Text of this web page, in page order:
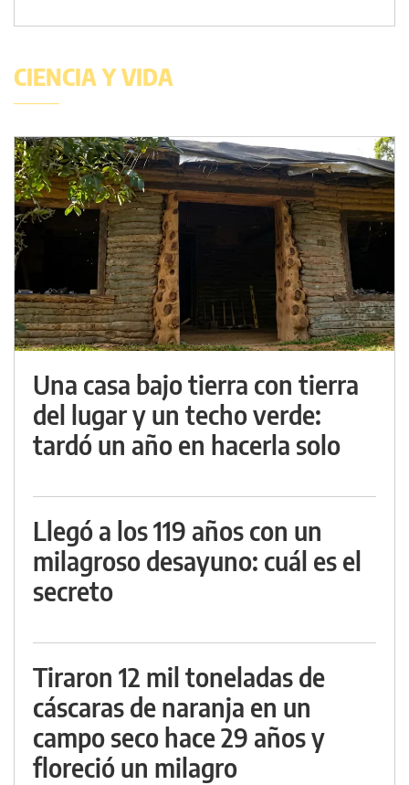
CIENCIA Y VIDA
Una casa bajo tierra con tierra
del lugar y un techo verde:
tardó un año en hacerla solo
Llegó a los 119 años con un
milagroso desayuno: cuál es el
secreto
Tiraron 12 mil toneladas de
cáscaras de naranja en un
campo seco hace 29 años y
floreció un milagro